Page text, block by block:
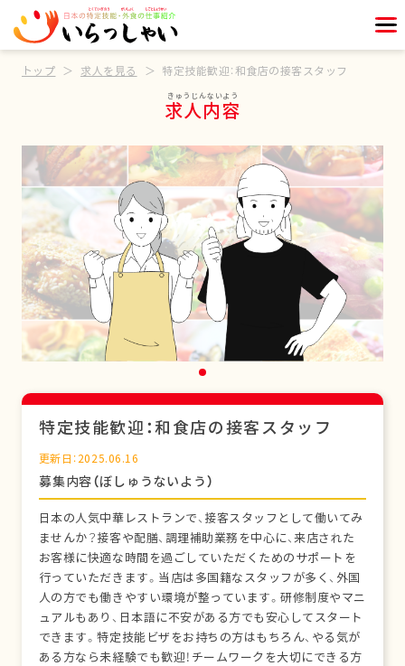
トップ 求人を見る 特定技能歓迎：和食店の接客スタッフ
求人内容
特定技能歓迎：和食店の接客スタッフ
更新日：2025.06.16
募集内容（ぼしゅうないよう）
日本の人気中華レストランで、接客スタッフとして働いてみ
ませんか？接客や配膳、調理補助業務を中心に、来店された
お客様に快適な時間を過ごしていただくためのサポートを
行っていただきます。当店は多国籍なスタッフが多く、外国
人の方でも働きやすい環境が整っています。研修制度やマニ
ュアルもあり、日本語に不安がある方でも安心してスタート
できます。特定技能ビザをお持ちの方はもちろん、やる気が
ある方なら未経験でも歓迎！チームワークを大切にできる方